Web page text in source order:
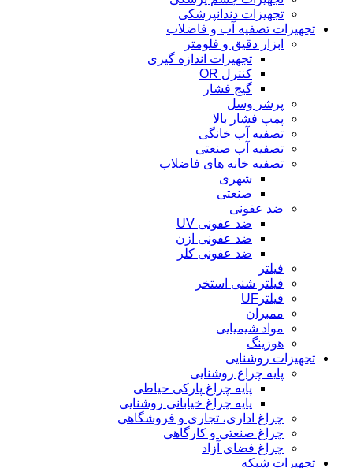
تجهیزات دندانپزشکی
تجهیزات تصفیه آب و فاضلاب
ابزار دقیق و فلومتر
تجهیزات اندازه گیری
کنترل OR
گیج فشار
پرشر وسل
پمپ فشار بالا
تصفیه آب خانگی
تصفیه آب صنعتی
تصفیه خانه های فاضلاب
شهری
صنعتی
ضد عفونی
ضد عفونی UV
ضد عفونی ازن
ضد عفونی کلر
فیلتر
فیلتر شنی استخر
فیلترUF
ممبران
مواد شیمیایی
هوزینگ
تجهیزات روشنایی
پایه چراغ روشنایی
پایه چراغ پارکی حیاطی
پایه چراغ خیابانی روشنایی
چراغ اداری، تجاری و فروشگاهی
چراغ صنعتی و کارگاهی
چراغ فضای آزاد
تجهیزات شبکه